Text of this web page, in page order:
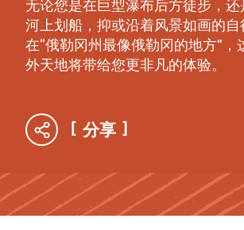
无论您是在巨型瀑布后方徒步，
河上划船，抑或沿着风景如画的自
在“俄勒冈州最像俄勒冈的地方”，
外天地将带给您更非凡的体验。
分享